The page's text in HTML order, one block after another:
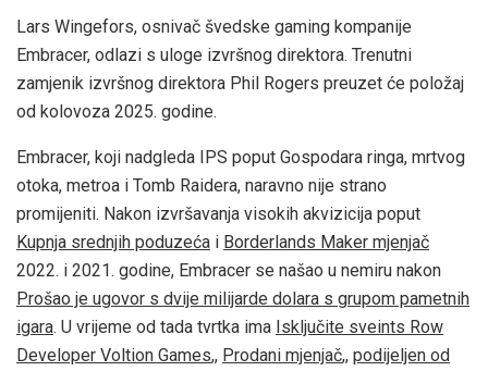
Lars Wingefors, osnivač švedske gaming kompanije
Embracer, odlazi s uloge izvršnog direktora. Trenutni
zamjenik izvršnog direktora Phil Rogers preuzet će položaj
od kolovoza 2025. godine.
Embracer, koji nadgleda IPS poput Gospodara ringa, mrtvog
otoka, metroa i Tomb Raidera, naravno nije strano
promijeniti. Nakon izvršavanja visokih akvizicija poput
Kupnja srednjih poduzeća i Borderlands Maker mjenjač
2022. i 2021. godine, Embracer se našao u nemiru nakon
Prošao je ugovor s dvije milijarde dolara s grupom pametnih
igara. U vrijeme od tada tvrtka ima Isključite sveints Row
Developer Voltion Games,, Prodani mjenjač,, podijeljen od